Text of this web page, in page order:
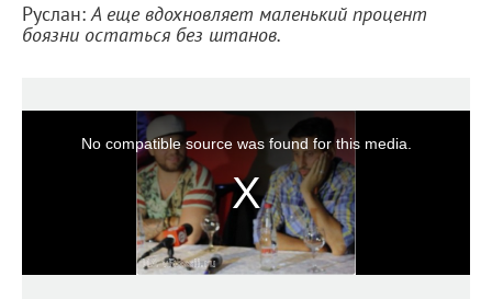
Руслан:А еще вдохновляет маленький процент
боязни остаться без штанов.
No compatible source was found for this media.